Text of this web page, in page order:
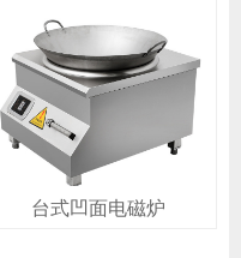
台式凹面电磁炉